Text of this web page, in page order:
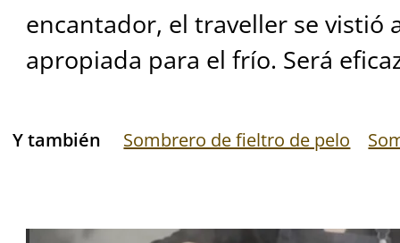
encantador, el traveller se vistió
apropiada para el frío. Será
Y también Sombrero de fieltro de pelo